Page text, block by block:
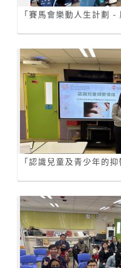
「賽馬會樂動人生計劃 -
「認識兒童及青少年的